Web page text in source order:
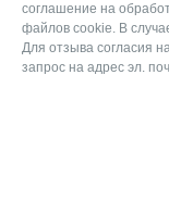
соглашение на
файлов cookie. В
Для отзыва согласия
запрос на адрес эл.